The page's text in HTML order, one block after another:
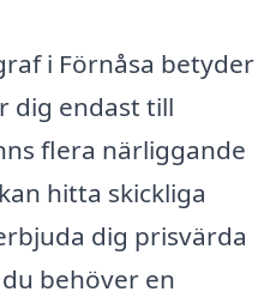
i Förnåsa betyder
dig endast till
flera närliggande
hitta skickliga
dig prisvärda
behöver en